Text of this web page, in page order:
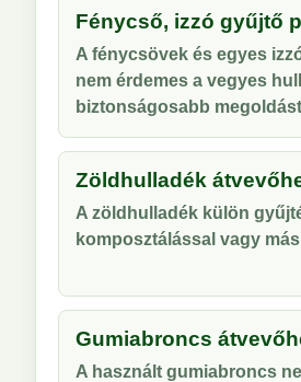
Fénycső, izzó gyűjtő
A fénycsövek és egyes
nem érdemes a vegyes
biztonságosabb
Zöldhulladék
A zöldhulladék külön
komposztálással vagy
Gumiabroncs
A használt gumiabroncs